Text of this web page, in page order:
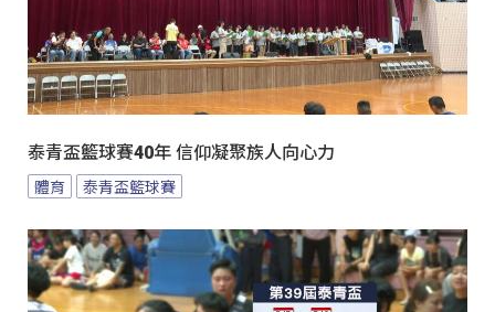
泰青盃籃球賽40年 信仰凝聚族人向心力
體育 泰青盃籃球賽